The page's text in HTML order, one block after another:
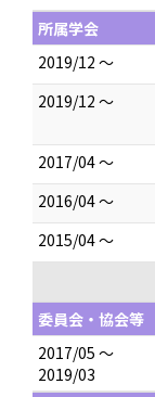
所属学会
2019/12 ～
2019/12 ～
2017/04 ～
2016/04 ～
2015/04 ～
委員会・協会等
2017/05 ～
2019/03